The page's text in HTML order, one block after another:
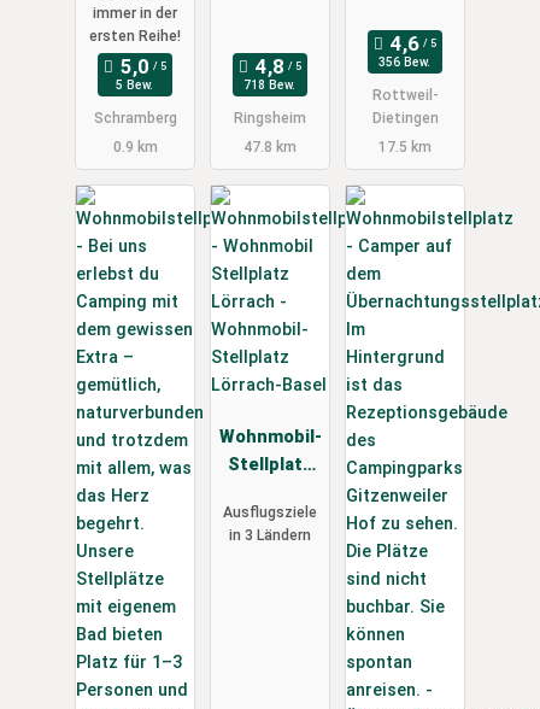
immer in der
ersten Reihe!
5 Bew.
Schramberg
0.9 km
718 Bew.
Ringsheim
47.8 km
356 Bew.
Rottweil-
Dietingen
17.5 km
Wohnmobil-
Stellplatz
Basel
Ausflugsziele
in 3 Ländern